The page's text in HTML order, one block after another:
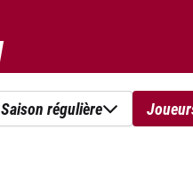
Saison régulière